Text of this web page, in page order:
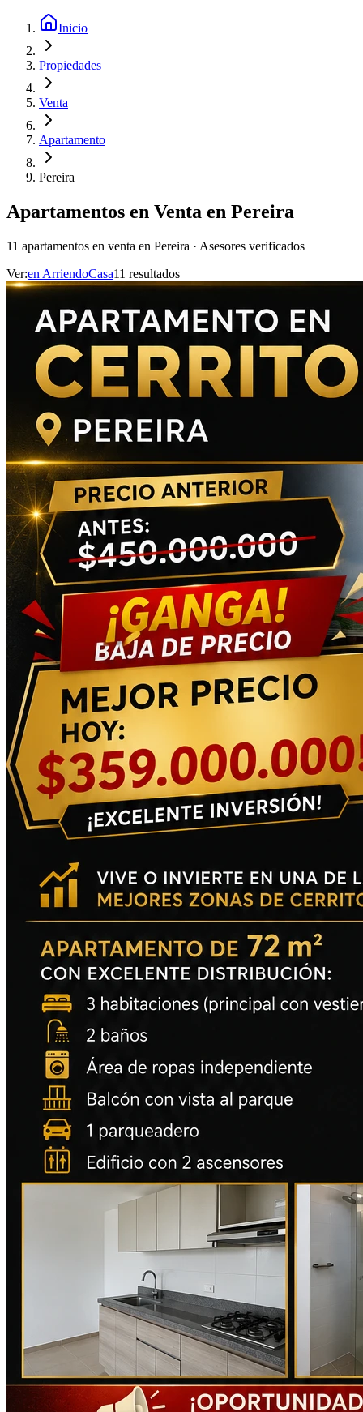
Inicio
Propiedades
Venta
Apartamento
Pereira
Apartamentos en Venta en Pereira
11 apartamentos en venta en Pereira · Asesores verificados
Ver:en ArriendoCasa11 resultados